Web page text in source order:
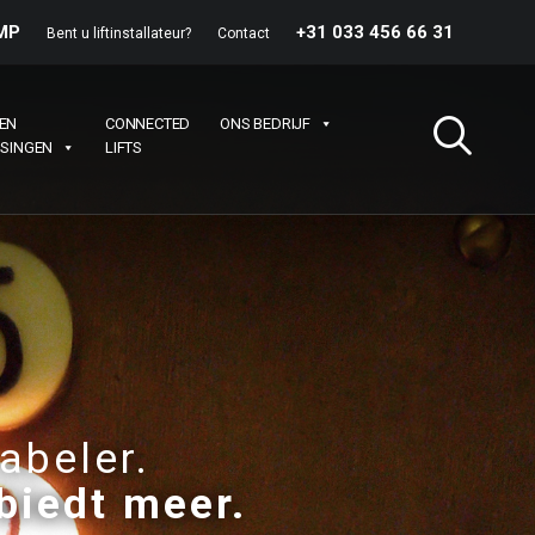
Bent u liftinstallateur? Contact +31 033 456 66 31
CONNECTED
LIFTS
ONS BEDRIJF
meer.